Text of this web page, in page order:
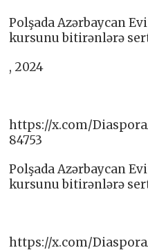
Polşada Azərbaycan
kursunu bitirənlərə
, 2024
https://x.com/
84753
Polşada Azərbaycan
kursunu bitirənlərə
https://x.com/